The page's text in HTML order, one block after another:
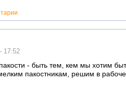
17:52
- быть тем, кем мы хотим
пакостникам, решим в